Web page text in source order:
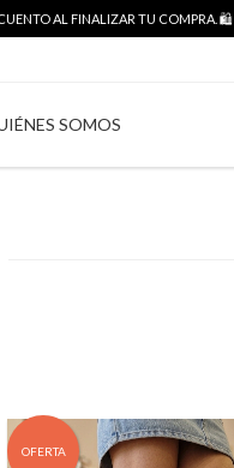
AL FINALIZAR TU COMPRA. 🛍️
SOMOS
OFERTA